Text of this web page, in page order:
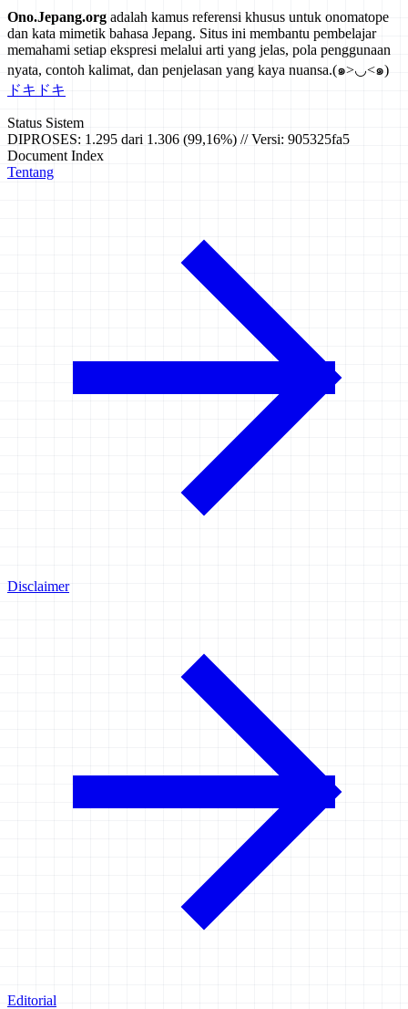
Ono.Jepang.org adalah kamus referensi khusus untuk onomatope
dan kata mimetik bahasa Jepang. Situs ini membantu pembelajar
memahami setiap ekspresi melalui arti yang jelas, pola penggunaan
nyata, contoh kalimat, dan penjelasan yang kaya nuansa.(๑>◡<๑)
ドキドキ
Status Sistem
DIPROSES: 1.295 dari 1.306 (99,16%) // Versi: 905325fa5
Document Index
Tentang
Disclaimer
Editorial